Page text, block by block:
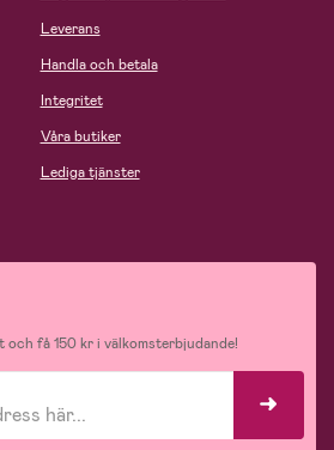
Leverans
Handla och betala
Integritet
Våra butiker
Lediga tjänster
få 150 kr i välkomsterbjudande!